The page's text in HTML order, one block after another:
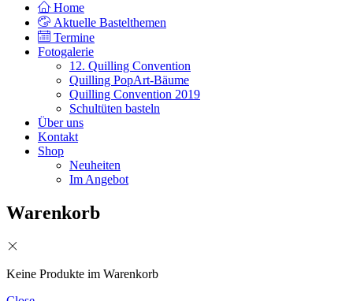
Home
Aktuelle Bastelthemen
Termine
Fotogalerie
12. Quilling Convention
Quilling PopArt-Bäume
Quilling Convention 2019
Schultüten basteln
Über uns
Kontakt
Shop
Neuheiten
Im Angebot
Warenkorb
Keine Produkte im Warenkorb